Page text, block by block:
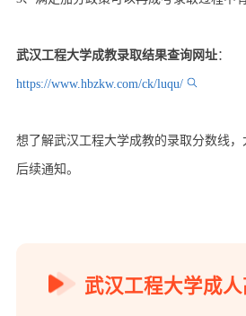
武汉工程大学成教录取结果查询网址：
https://www.hbzkw.com/ck/luqu/
想了解武汉工程大学成教的录取分数线
后续通知。
武汉工程大学成